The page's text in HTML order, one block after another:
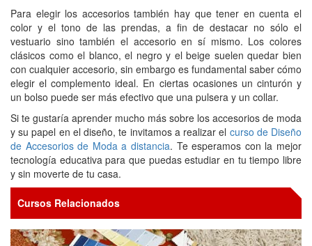
Para elegir los accesorios también hay que tener en cuenta el
color y el tono de las prendas, a fin de destacar no sólo el
vestuario sino también el accesorio en sí mismo. Los colores
clásicos como el blanco, el negro y el beige suelen quedar bien
con cualquier accesorio, sin embargo es fundamental saber cómo
elegir el complemento ideal. En ciertas ocasiones un cinturón y
un bolso puede ser más efectivo que una pulsera y un collar.
Si te gustaría aprender mucho más sobre los accesorios de moda
y su papel en el diseño, te invitamos a realizar el curso de Diseño
de Accesorios de Moda a distancia. Te esperamos con la mejor
tecnología educativa para que puedas estudiar en tu tiempo libre
y sin moverte de tu casa.
Cursos Relacionados